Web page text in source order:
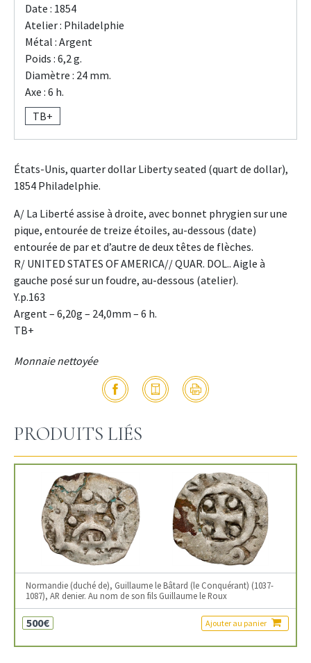
Date : 1854
Atelier : Philadelphie
Métal : Argent
Poids : 6,2 g.
Diamètre : 24 mm.
Axe : 6 h.
TB+
États-Unis, quarter dollar Liberty seated (quart de dollar),
1854 Philadelphie.
A/ La Liberté assise à droite, avec bonnet phrygien sur une
pique, entourée de treize étoiles, au-dessous (date)
entourée de par et d’autre de deux têtes de flèches.
R/ UNITED STATES OF AMERICA// QUAR. DOL.. Aigle à
gauche posé sur un foudre, au-dessous (atelier).
Y.p.163
Argent – 6,20g – 24,0mm – 6 h.
TB+
Monnaie nettoyée
PRODUITS LIÉS
Normandie (duché de), Guillaume le Bâtard (le Conquérant) (1037-
1087), AR denier. Au nom de son fils Guillaume le Roux
500€ Ajouter au panier